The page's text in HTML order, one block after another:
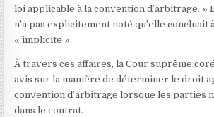
loi applicable à la convention d’arbitrage. »
n’a pas explicitement noté qu’elle concluait
« implicite ».
À travers ces affaires, la Cour suprême
avis sur la manière de déterminer le droit
convention d’arbitrage lorsque les parties
dans le contrat.